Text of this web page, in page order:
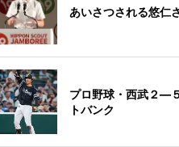
あいさつされる悠仁
プロ野球・西武２―
トバンク